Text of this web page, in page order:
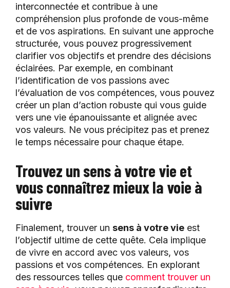
interconnectée et contribue à une
compréhension plus profonde de vous-même
et de vos aspirations. En suivant une approche
structurée, vous pouvez progressivement
clarifier vos objectifs et prendre des décisions
éclairées. Par exemple, en combinant
l’identification de vos passions avec
l’évaluation de vos compétences, vous pouvez
créer un plan d’action robuste qui vous guide
vers une vie épanouissante et alignée avec
vos valeurs. Ne vous précipitez pas et prenez
le temps nécessaire pour chaque étape.
Trouvez un sens à votre vie et
vous connaîtrez mieux la voie à
suivre
Finalement, trouver un sens à votre vie est
l’objectif ultime de cette quête. Cela implique
de vivre en accord avec vos valeurs, vos
passions et vos compétences. En explorant
des ressources telles que comment trouver un